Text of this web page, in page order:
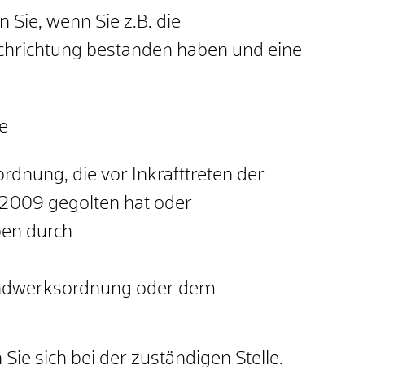
Sie, wenn Sie z.B. die
bestanden haben und eine
die vor Inkrafttreten der
gegolten hat oder
durch
oder dem
sich bei der zuständigen Stelle.